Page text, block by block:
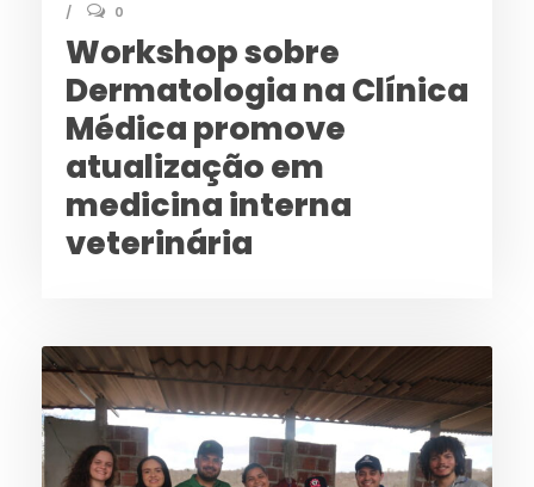
0
Workshop sobre
Dermatologia na Clínica
Médica promove
atualização em
medicina interna
veterinária